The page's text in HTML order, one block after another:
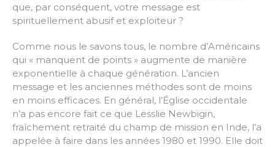
que, par conséquent, votre message est
spirituellement abusif et exploiteur ?
Comme nous le savons tous, le nombre d’Américains
qui « manquent de points » augmente de manière
exponentielle à chaque génération. L’ancien
message et les anciennes méthodes sont de moins
en moins efficaces. En général, l’Église occidentale
n’a pas encore fait ce que Lesslie Newbigin,
fraîchement retraité du champ de mission en Inde, l’a
appelée à faire dans les années 1980 et 1990. Elle doit